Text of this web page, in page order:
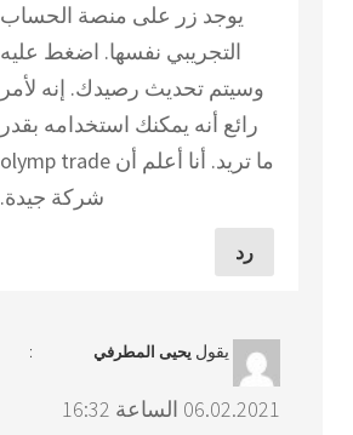
يوجد زر على منصة الحساب
التجريبي نفسها. اضغط عليه
وسيتم تحديث رصيدك. إنه لأمر
رائع أنه يمكنك استخدامه بقدر
ما تريد. أنا أعلم أن olymp trade
شركة جيدة.
رد
يقول يحيى المطرفي :
06.02.2021 الساعة 16:32